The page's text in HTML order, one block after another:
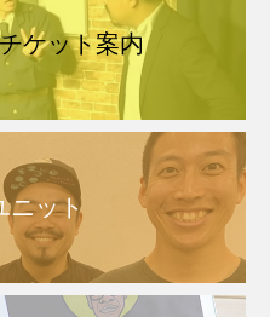
ケット案内
ニット